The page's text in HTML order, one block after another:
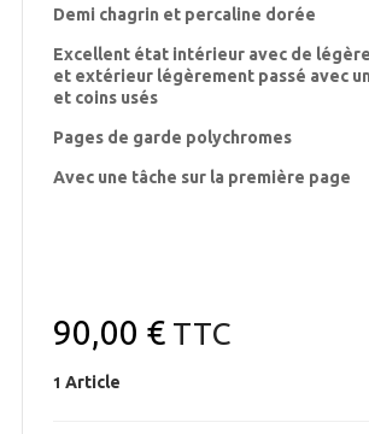
Demi chagrin et percaline dorée
Excellent état intérieur avec de
et extérieur légèrement passé avec
et coins usés
Pages de garde polychromes
Avec une tâche sur la première page
90,00 €TTC
1 Article